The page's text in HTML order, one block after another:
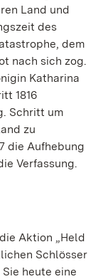
Land und
des
dem
nach sich zog.
Katharina
1816
Schritt um
zu
die Aufhebung
Verfassung.
Aktion „Held
Schlösser
heute eine